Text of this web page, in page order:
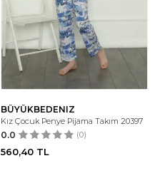
BÜYÜKBEDENIZ
Kız Çocuk Penye Pijama Takım 20397
0.0 (0)
560,40 TL